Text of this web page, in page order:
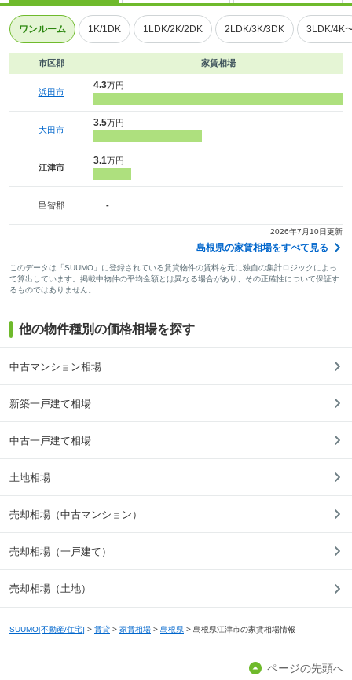
ワンルーム 1K/1DK 1LDK/2K/2DK 2LDK/3K/3DK 3LDK/4K
市区郡 家賃相場
浜田市
4.3万円
大田市
3.5万円
江津市
3.1万円
邑智郡 -
2026年7月10日更新
島根県の家賃相場をすべて見る
このデータは「SUUMO」に登録されている賃貸物件の賃料を元に独自の集計ロジックによっ
て算出しています。掲載中物件の平均金額とは異なる場合があり、その正確性について保証す
るものではありません。
他の物件種別の価格相場を探す
中古マンション相場
新築一戸建て相場
中古一戸建て相場
土地相場
売却相場（中古マンション）
売却相場（一戸建て）
売却相場（土地）
SUUMO[不動産/住宅] > 賃貸 > 家賃相場 > 島根県 > 島根県江津市の家賃相場情報
ページの先頭へ